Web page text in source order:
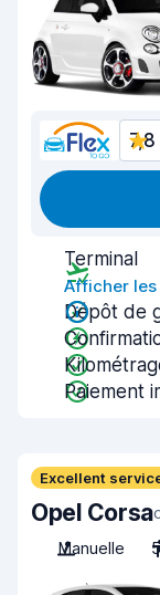
7,8
Terminal
Afficher
Dépôt de
Paiement
Excellent
Opel Corsa
Manuelle
5